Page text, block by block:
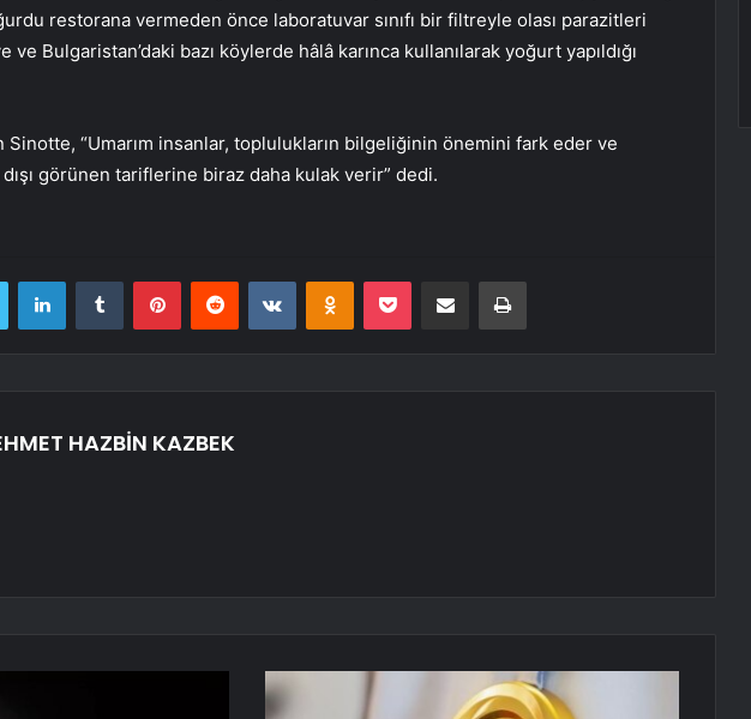
restorana vermeden önce laboratuvar sınıfı bir filtreyle olası parazitleri
ve Bulgaristan’daki bazı köylerde hâlâ karınca kullanılarak yoğurt yapıldığı
Sinotte, “Umarım insanlar, toplulukların bilgeliğinin önemini fark eder ve
görünen tariflerine biraz daha kulak verir” dedi.
Twitter LinkedInTumblr PinterestReddit VKontakteOdnoklassniki
Pocket E-Posta ile paylaş Yazdır
HAZBİN KAZBEK